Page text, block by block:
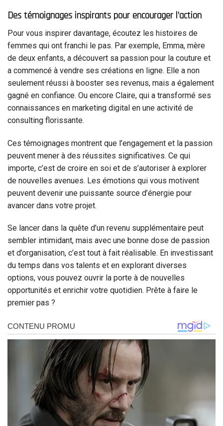
Des témoignages inspirants pour encourager l’action
Pour vous inspirer davantage, écoutez les histoires de
femmes qui ont franchi le pas. Par exemple, Emma, mère
de deux enfants, a découvert sa passion pour la couture et
a commencé à vendre ses créations en ligne. Elle a non
seulement réussi à booster ses revenus, mais a également
gagné en confiance. Ou encore Claire, qui a transformé ses
connaissances en marketing digital en une activité de
consulting florissante.
Ces témoignages montrent que l’engagement et la passion
peuvent mener à des réussites significatives. Ce qui
importe, c’est de croire en soi et de s’autoriser à explorer
de nouvelles avenues. Les émotions qui vous motivent
peuvent devenir une puissante source d’énergie pour
avancer dans votre projet.
Se lancer dans la quête d’un revenu supplémentaire peut
sembler intimidant, mais avec une bonne dose de passion
et d’organisation, c’est tout à fait réalisable. En investissant
du temps dans vos talents et en explorant diverses
options, vous pouvez ouvrir la porte à de nouvelles
opportunités et enrichir votre quotidien. Prête à faire le
premier pas ?